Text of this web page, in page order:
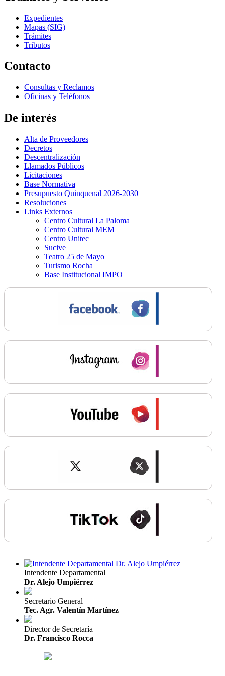
Expedientes
Mapas (SIG)
Trámites
Tributos
Contacto
Consultas y Reclamos
Oficinas y Teléfonos
De interés
Alta de Proveedores
Decretos
Descentralización
Llamados Públicos
Licitaciones
Base Normativa
Presupuesto Quinquenal 2026-2030
Resoluciones
Links Externos
Centro Cultural La Paloma
Centro Cultural MEM
Centro Unitec
Sucive
Teatro 25 de Mayo
Turismo Rocha
Base Institucional IMPO
Intendente Departamental
Dr. Alejo Umpiérrez
Secretario General
Tec. Agr. Valentín Martínez
Director de Secretaría
Dr. Francisco Rocca